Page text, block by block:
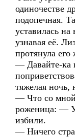
одиночестве
подопечная.
уставилась
узнавая её.
протянула
— Давайте-ка
тяжелая ночь,
— Что со
роженица: — У
избили.
— Ничего